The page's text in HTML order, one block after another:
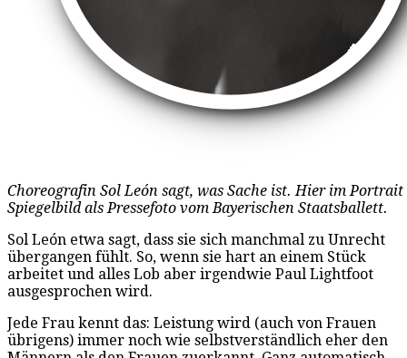
Choreografin Sol León sagt, was Sache ist. Hier im
Spiegelbild als Pressefoto vom Bayerischen Staatsballett.
Sol León etwa sagt, dass sie sich manchmal zu Unrecht
übergangen fühlt. So, wenn sie hart an einem Stück
arbeitet und alles Lob aber irgendwie Paul Lightfoot
ausgesprochen wird.
Jede Frau kennt das: Leistung wird (auch von Frauen
übrigens) immer noch wie selbstverständlich eher den